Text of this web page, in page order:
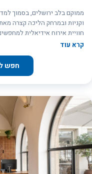
ממוקם בלב ירושלים, בסמוך
וקניות ובמרחק הליכה קצרה
חוויית אירוח אידיאלית
הפועמת. עיצוב פנים המלון,
פרימה ורה מאפשר גם להשקיף
והלילה.
קרא עוד
חפש